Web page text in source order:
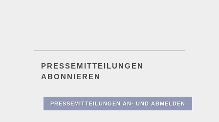
PRESSEMITTEILUNGEN
ABONNIEREN
PRESSEMITTEILUNGEN AN- UND ABMELDEN